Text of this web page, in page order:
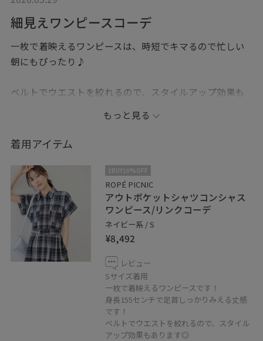
細見えワンピースコーデ
一枚で着映えるワンピースは、時短でキマるので忙しい
朝にもぴったり♪
ベルトでウエストを絞れるので、スタイルアップ効果も
もっと見る
着用アイテム
2BUY10%OFF
ROPÉ PICNIC
アウトポケットシャツコンシャス
ワンピース/リンクコーデ
ネイビー系 / S
¥8,492
レビュー
Sサイズ着用
一枚で着映えるワンピースです！
身長155センチで足首しっかりみえる丈感
です！
ベルトでウエストを絞れるので、スタイル
アップ効果もあります◎